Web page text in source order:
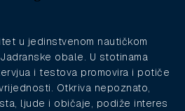
u jedinstvenom nautičkom
obale. U stotinama
i testova promovira i potiče
Otkriva nepoznato,
ljude i običaje, podiže interes